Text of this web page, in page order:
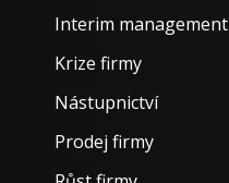
Interim management
Krize firmy
Nástupnictví
Prodej firmy